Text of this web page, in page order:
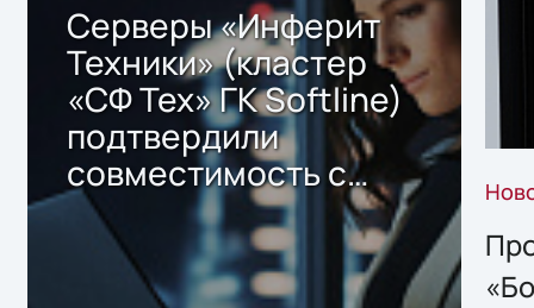
Серверы «Инферит
Техники» (кластер
«СФ Тех» ГК Softline)
подтвердили
совместимость с
решением Sharx
Storage 2.x для
хранения данных